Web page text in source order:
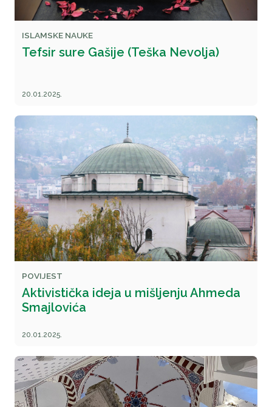
ISLAMSKE NAUKE
Tefsir sure Gašije (Teška Nevolja)
20.01.2025.
POVIJEST
Aktivistička ideja u mišljenju Ahmeda
Smajlovića
20.01.2025.